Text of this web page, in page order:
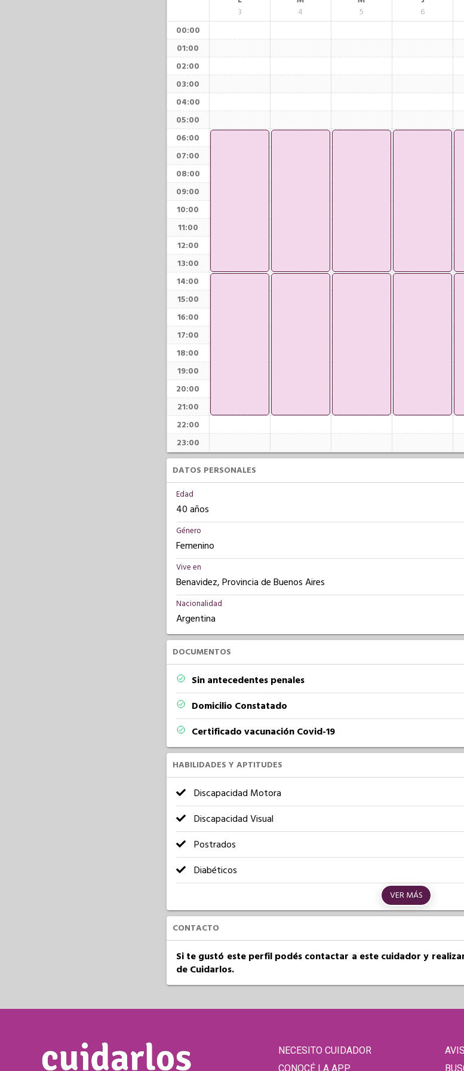
3
4
5
6
00:00
01:00
02:00
03:00
04:00
05:00
06:00
07:00
08:00
09:00
10:00
11:00
12:00
13:00
14:00
15:00
16:00
17:00
18:00
19:00
20:00
21:00
22:00
23:00
DATOS PERSONALES
Edad
40 años
Género
Femenino
Vive en
Benavidez, Provincia de Buenos Aires
Nacionalidad
Argentina
DOCUMENTOS
Sin antecedentes penales
Domicilio Constatado
Certificado vacunación Covid-19
HABILIDADES Y APTITUDES
Discapacidad Motora
Discapacidad Visual
Postrados
Diabéticos
VER MÁS
CONTACTO
Si te gustó este perfil podés contactar a este cuidador y
de Cuidarlos.
NECESITO CUIDADOR
CONOCÉ LA APP